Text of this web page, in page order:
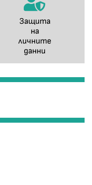
Защита
на
личните
данни